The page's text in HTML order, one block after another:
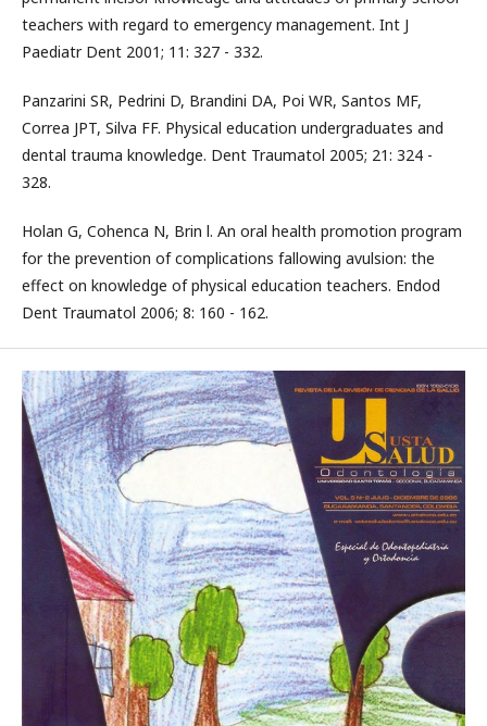
teachers with regard to emergency management. Int J
Paediatr Dent 2001; 11: 327 - 332.
Panzarini SR, Pedrini D, Brandini DA, Poi WR, Santos MF,
Correa JPT, Silva FF. Physical education undergraduates and
dental trauma knowledge. Dent Traumatol 2005; 21: 324 -
328.
Holan G, Cohenca N, Brin l. An oral health promotion program
for the prevention of complications fallowing avulsion: the
effect on knowledge of physical education teachers. Endod
Dent Traumatol 2006; 8: 160 - 162.